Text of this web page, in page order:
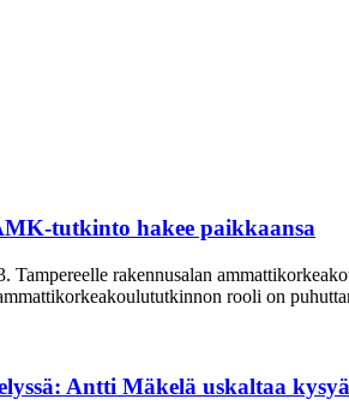
tutkinto hakee paikkaansa
rakennusalan
rooli on
Antti Mäkelä uskaltaa kysyä